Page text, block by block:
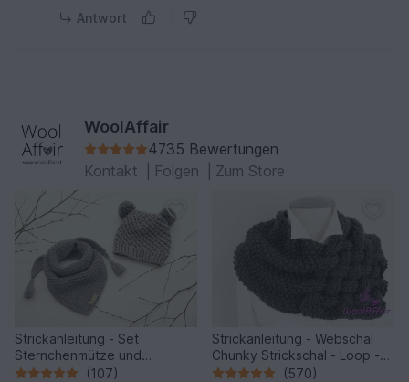
Antwort
WoolAffair
4735 Bewertungen
Kontakt
Folgen Zum Store
Strickanleitung - Set
Sternchenmütze und
Dreieckstuch - No.192 -
(107)
Strickanleitung - Webschal
Chunky Strickschal - Loop -
No.111
(570)